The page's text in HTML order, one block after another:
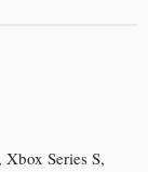
Series S,